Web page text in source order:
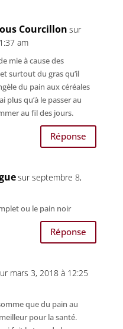
Courcillon sur
am
mie à cause des
surtout du gras qu’il
du pain aux céréales
plus qu’à le passer au
au fil des jours.
Réponse
sur septembre 8,
ou le pain noir
Réponse
mars 3, 2018 à 12:25
que du pain au
pour la santé.